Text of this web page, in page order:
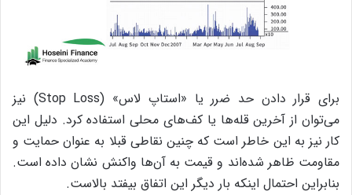
برای قرار دادن حد ضرر یا «استاپ لاس» (Stop Loss) نیز
می‌توان از آخرین قله‌ها یا کف‌های محلی استفاده کرد. دلیل این
کار نیز به این خاطر است که چنین نقاطی قبلا به عنوان حمایت و
مقاومت ظاهر شده‌اند و قیمت به آن‌ها واکنش نشان داده است.
بنابراین احتمال اینکه بار دیگر این اتفاق بیفتد بالاست.